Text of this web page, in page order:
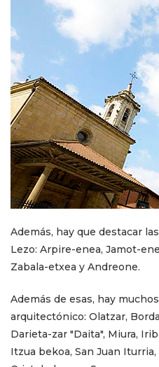
Además, hay que destacar las
Lezo: Arpire-enea, Jamot-
Zabala-etxea y Andreone.
Además de esas, hay muchos
arquitectónico: Olatzar,
Darieta-zar "Daita", Miura,
Itzua bekoa, San Juan